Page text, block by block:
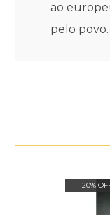
ao
pelo povo.
20%